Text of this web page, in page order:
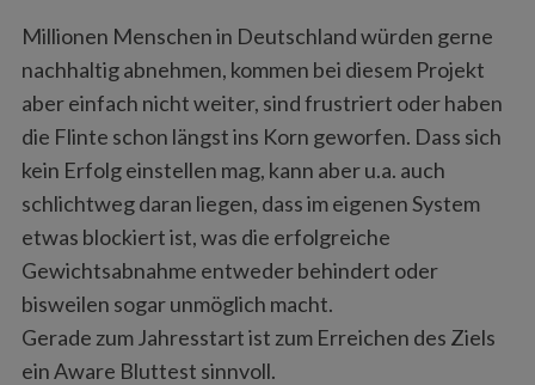
Millionen Menschen in Deutschland würden gerne
nachhaltig abnehmen, kommen bei diesem Projekt
aber einfach nicht weiter, sind frustriert oder haben
die Flinte schon längst ins Korn geworfen. Dass sich
kein Erfolg einstellen mag, kann aber u.a. auch
schlichtweg daran liegen, dass im eigenen System
etwas blockiert ist, was die erfolgreiche
Gewichtsabnahme entweder behindert oder
bisweilen sogar unmöglich macht.
Gerade zum Jahresstart ist zum Erreichen des Ziels
ein Aware Bluttest sinnvoll.